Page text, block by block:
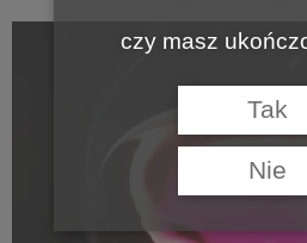
czy masz
Tak
Nie